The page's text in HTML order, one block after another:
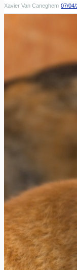
Xavier Van Caneghem 07/04/